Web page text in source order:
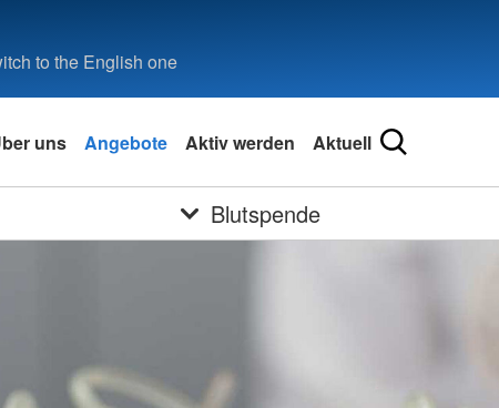
to the English one
uns Angebote Aktiv werden Aktuell
Blutspende